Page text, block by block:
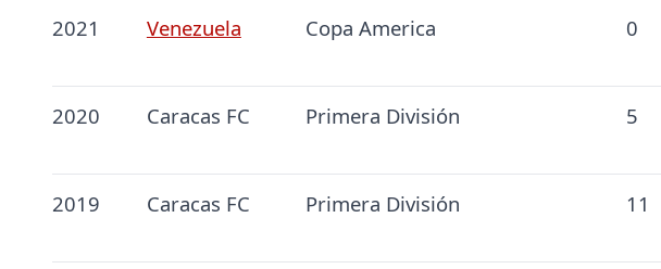
2021 Venezuela Copa America 0
2020 Caracas FC Primera División 5
2019 Caracas FC Primera División 11